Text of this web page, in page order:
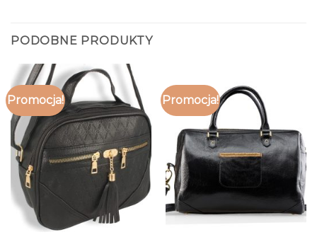
PODOBNE PRODUKTY
Promocja! Promocja!